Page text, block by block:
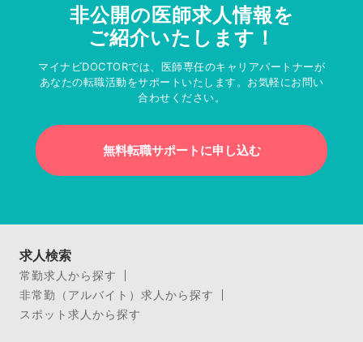
非公開の医師求人情報を
ご紹介いたします！
マイナビDOCTORでは、医師専任のキャリアパートナーが
あなたの転職活動をサポートいたします。お気軽にお問い
合わせください。
無料転職サポートに申し込む
求人検索
常勤求人から探す
非常勤（アルバイト）求人から探す
スポット求人から探す